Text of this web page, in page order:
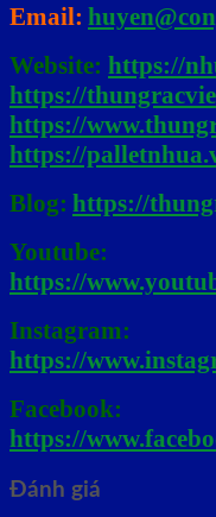
Email:
Website: https://
https://
https://
https://
Blog: https://
Youtube:
https://
Instagram:
https://
Facebook:
https://
Đánh giá